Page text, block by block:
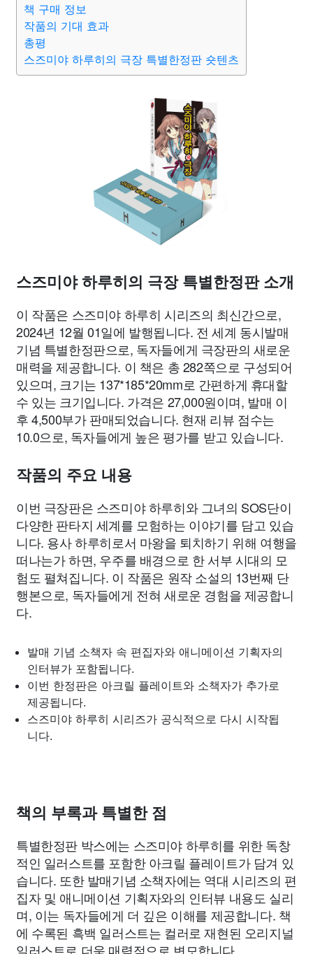
책 구매 정보
작품의 기대 효과
총평
스즈미야 하루히의 극장 특별한정판 숏텐츠
스즈미야 하루히의 극장 특별한정판 소개
이 작품은 스즈미야 하루히 시리즈의 최신간으로,
2024년 12월 01일에 발행됩니다. 전 세계 동시발매
기념 특별한정판으로, 독자들에게 극장판의 새로운
매력을 제공합니다. 이 책은 총 282쪽으로 구성되어
있으며, 크기는 137*185*20mm로 간편하게 휴대할
수 있는 크기입니다. 가격은 27,000원이며, 발매 이
후 4,500부가 판매되었습니다. 현재 리뷰 점수는
10.0으로, 독자들에게 높은 평가를 받고 있습니다.
작품의 주요 내용
이번 극장판은 스즈미야 하루히와 그녀의 SOS단이
다양한 판타지 세계를 모험하는 이야기를 담고 있습
니다. 용사 하루히로서 마왕을 퇴치하기 위해 여행을
떠나는가 하면, 우주를 배경으로 한 서부 시대의 모
험도 펼쳐집니다. 이 작품은 원작 소설의 13번째 단
행본으로, 독자들에게 전혀 새로운 경험을 제공합니
다.
발매 기념 소책자 속 편집자와 애니메이션 기획자의
인터뷰가 포함됩니다.
이번 한정판은 아크릴 플레이트와 소책자가 추가로
제공됩니다.
스즈미야 하루히 시리즈가 공식적으로 다시 시작됩
니다.
책의 부록과 특별한 점
특별한정판 박스에는 스즈미야 하루히를 위한 독창
적인 일러스트를 포함한 아크릴 플레이트가 담겨 있
습니다. 또한 발매기념 소책자에는 역대 시리즈의 편
집자 및 애니메이션 기획자와의 인터뷰 내용도 실리
며, 이는 독자들에게 더 깊은 이해를 제공합니다. 책
에 수록된 흑백 일러스트는 컬러로 재현된 오리지널
일러스트로 더욱 매력적으로 변모합니다.